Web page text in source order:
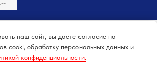
наш сайт, вы даете согласие на
cooki, обработку персональных данных и
конфиденциальности.